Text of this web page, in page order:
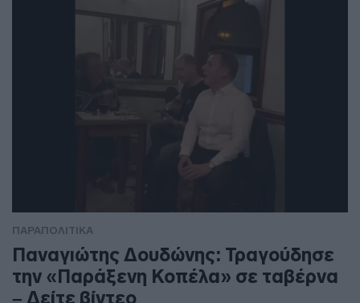
ΠΑΡΑΠΟΛΙΤΙΚΑ
Παναγιώτης Δουδώνης: Τραγούδησε
την «Παράξενη Κοπέλα» σε ταβέρνα
– Δείτε βίντεο